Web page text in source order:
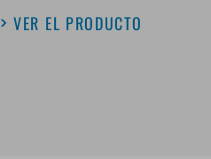
VER EL PRODUCTO